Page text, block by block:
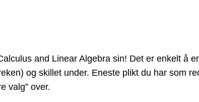
and Linear Algebra sin! Det er enkelt å
og skillet under. Eneste plikt du har som
valg” over.